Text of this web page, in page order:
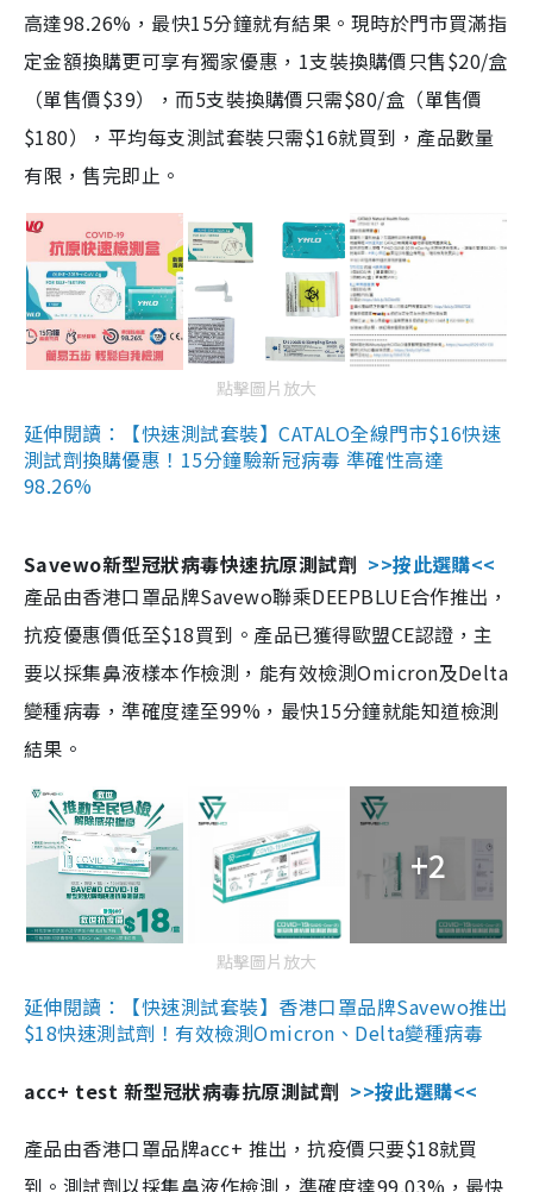
高達98.26%，最快15分鐘就有結果。現時於門市買滿指
定金額換購更可享有獨家優惠，1支裝換購價只售$20/盒
（單售價$39），而5支裝換購價只需$80/盒（單售價
$180），平均每支測試套裝只需$16就買到，產品數量
有限，售完即止。
點擊圖片放大
延伸閱讀：【快速測試套裝】CATALO全線門市$16快速
測試劑換購優惠！15分鐘驗新冠病毒 準確性高達
98.26%
Savewo新型冠狀病毒快速抗原測試劑 >>按此選購<<
產品由香港口罩品牌Savewo聯乘DEEPBLUE合作推出，
抗疫優惠價低至$18買到。產品已獲得歐盟CE認證，主
要以採集鼻液樣本作檢測，能有效檢測Omicron及Delta
變種病毒，準確度達至99%，最快15分鐘就能知道檢測
結果。
+2
點擊圖片放大
延伸閱讀：【快速測試套裝】香港口罩品牌Savewo推出
$18快速測試劑！有效檢測Omicron、Delta變種病毒
acc+ test 新型冠狀病毒抗原測試劑 >>按此選購<<
產品由香港口罩品牌acc+ 推出，抗疫價只要$18就買
到。測試劑以採集鼻液作檢測，準確度達99.03%，最快